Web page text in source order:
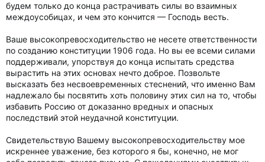
будем только до конца растрачивать силы во взаимных
междоусобицах, и чем это кончится — Господь весть.
Ваше высокопревосходительство не несете ответственности
по созданию конституции 1906 года. Но вы ее всеми силами
поддерживали, упорствуя до конца испытать средства
вырастить на этих основах нечто доброе. Позвольте
высказать без несвоевременных стеснений, что именно Вам
надлежало бы посвятить хоть половину этих сил на то, чтобы
избавить Россию от доказанно вредных и опасных
последствий этой неудачной конституции.
Свидетельствую Вашему высокопревосходительству мое
искреннее уважение, без которого я бы, конечно, не мог